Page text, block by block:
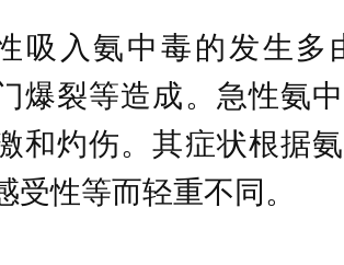
吸入氨中毒的发生多
爆裂等造成。急性氨
和灼伤。其症状根据
受性等而轻重不同。